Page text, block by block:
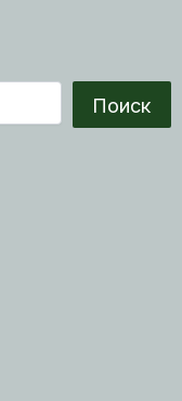
Поиск